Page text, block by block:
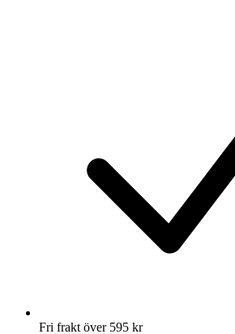
Fri frakt över 595 kr